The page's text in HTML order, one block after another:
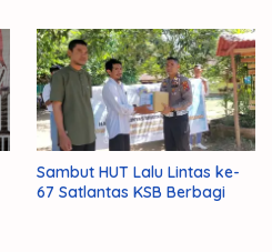
Sambut HUT Lalu Lintas ke-
67 Satlantas KSB Berbagi